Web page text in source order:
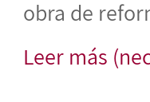
obra de
Leer más